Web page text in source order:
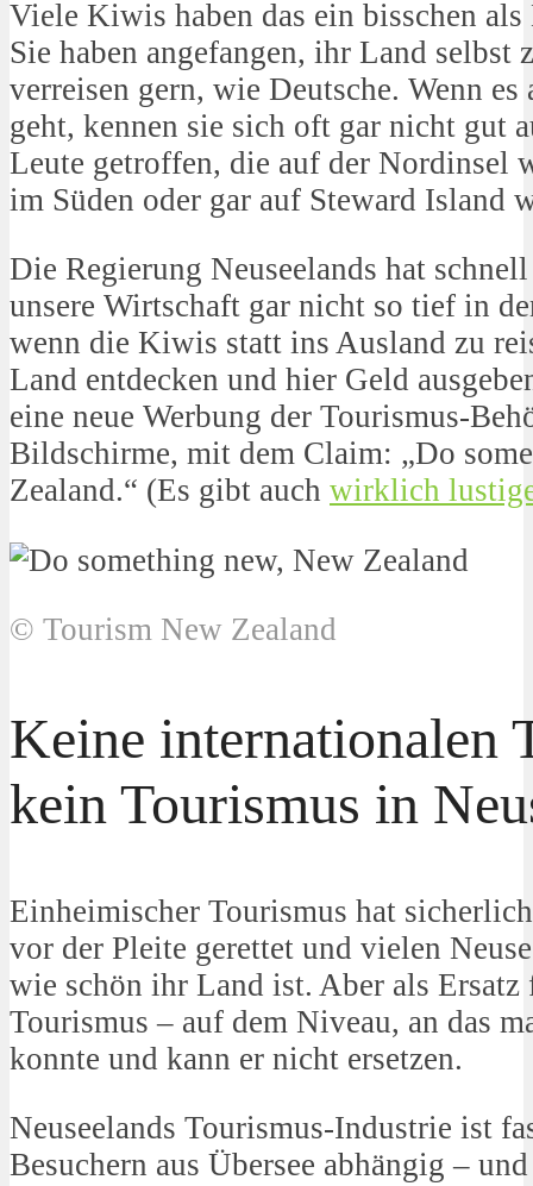
Viele Kiwis haben das ein bisschen
Sie haben angefangen, ihr Land selbst
verreisen gern, wie Deutsche. Wenn es
geht, kennen sie sich oft gar nicht gut
Leute getroffen, die auf der Nordinsel
im Süden oder gar auf Steward Island
Die Regierung Neuseelands hat
unsere Wirtschaft gar nicht so tief in
wenn die Kiwis statt ins Ausland zu
Land entdecken und hier Geld
eine neue Werbung der Tourismus-
Bildschirme, mit dem Claim: „Do
Zealand.“ (Es gibt auch wirklich
© Tourism New Zealand
Keine internationalen
kein Tourismus in
Einheimischer Tourismus hat
vor der Pleite gerettet und vielen
wie schön ihr Land ist. Aber als
Tourismus – auf dem Niveau, an das
konnte und kann er nicht ersetzen.
Neuseelands Tourismus-Industrie ist
Besuchern aus Übersee abhängig –